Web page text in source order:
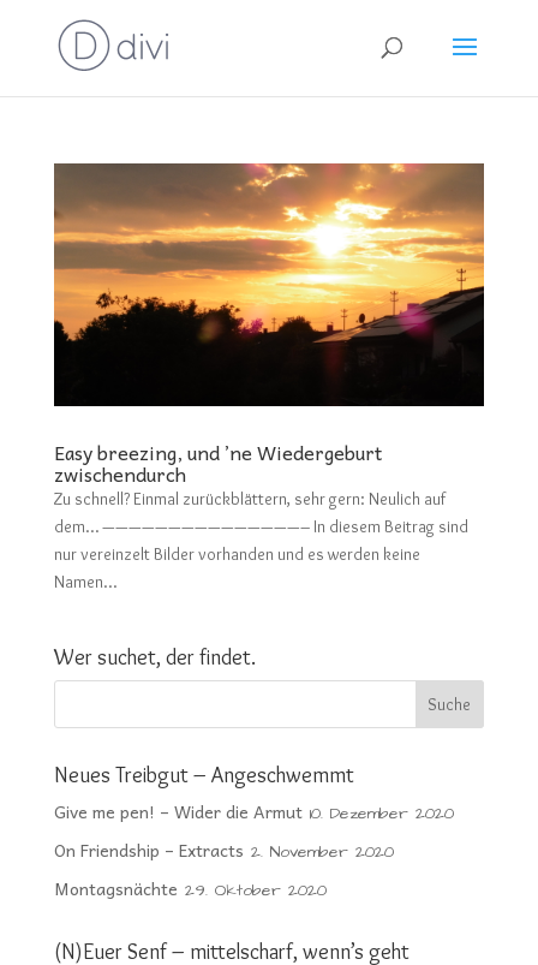
Easy breezing, und ’ne Wiedergeburt
zwischendurch
Zu schnell? Einmal zurückblättern, sehr gern: Neulich auf
dem… ———————————————– In diesem Beitrag sind
nur vereinzelt Bilder vorhanden und es werden keine
Namen...
Wer suchet, der findet.
Neues Treibgut – Angeschwemmt
Give me pen! – Wider die Armut 10. Dezember 2020
On Friendship – Extracts 2. November 2020
Montagsnächte 29. Oktober 2020
(N)Euer Senf – mittelscharf, wenn’s geht